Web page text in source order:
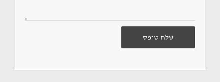
שלח טופס